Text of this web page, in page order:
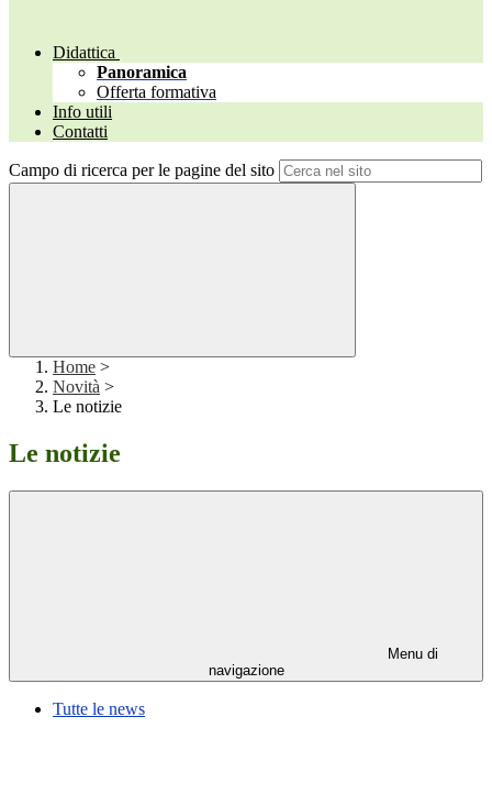
Didattica
Panoramica
Offerta formativa
Info utili
Contatti
Campo di ricerca per le pagine del sito
Home >
Novità >
Le notizie
Le notizie
Menu di
navigazione
Tutte le news